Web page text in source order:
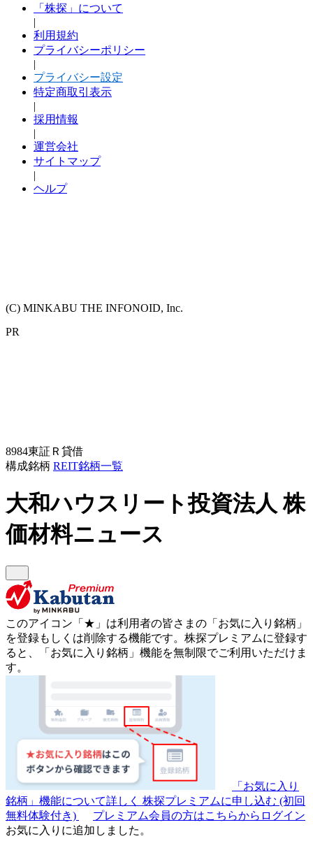
「株探」について
|
利用規約
プライバシーポリシー
|
プライバシー設定
特定商取引表示
|
採用情報
|
運営会社
サイトマップ
|
ヘルプ
(C) MINKABU THE INFONOID, Inc.
PR
8984東証Ｒ 貸借
構成銘柄 REIT銘柄一覧
大和ハウスリート投資法人株
価材料ニュース
このアイコン 「★」 は利用者の皆さまの 「お気に入り銘柄」
を登録もしくは削除する機能です。 株探プレミアムに登録す
ると、「お気に入り銘柄」機能を無制限でご利用いただけま
す。
「お気に入り
銘柄」機能について詳しく 株探プレミアムに申し込む (初回
無料体験付き)
プレミアム会員の方はこちらからログイン
お気に入りに追加しました。